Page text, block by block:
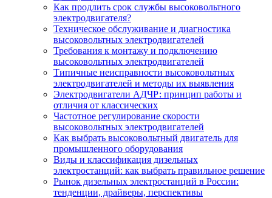
Как продлить срок службы высоковольтного
электродвигателя?
Техническое обслуживание и диагностика
высоковольтных электродвигателей
Требования к монтажу и подключению
высоковольтных электродвигателей
Типичные неисправности высоковольтных
электродвигателей и методы их выявления
Электродвигатели АДЧР: принцип работы и
отличия от классических
Частотное регулирование скорости
высоковольтных электродвигателей
Как выбрать высоковольтный двигатель для
промышленного оборудования
Виды и классификация дизельных
электростанций: как выбрать правильное решение
Рынок дизельных электростанций в России:
тенденции, драйверы, перспективы